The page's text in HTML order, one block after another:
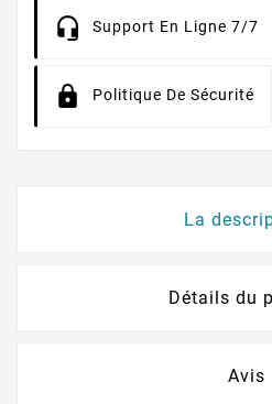
Support En Ligne 7/7
Politique De Sécurité
La
Détails du
Avis